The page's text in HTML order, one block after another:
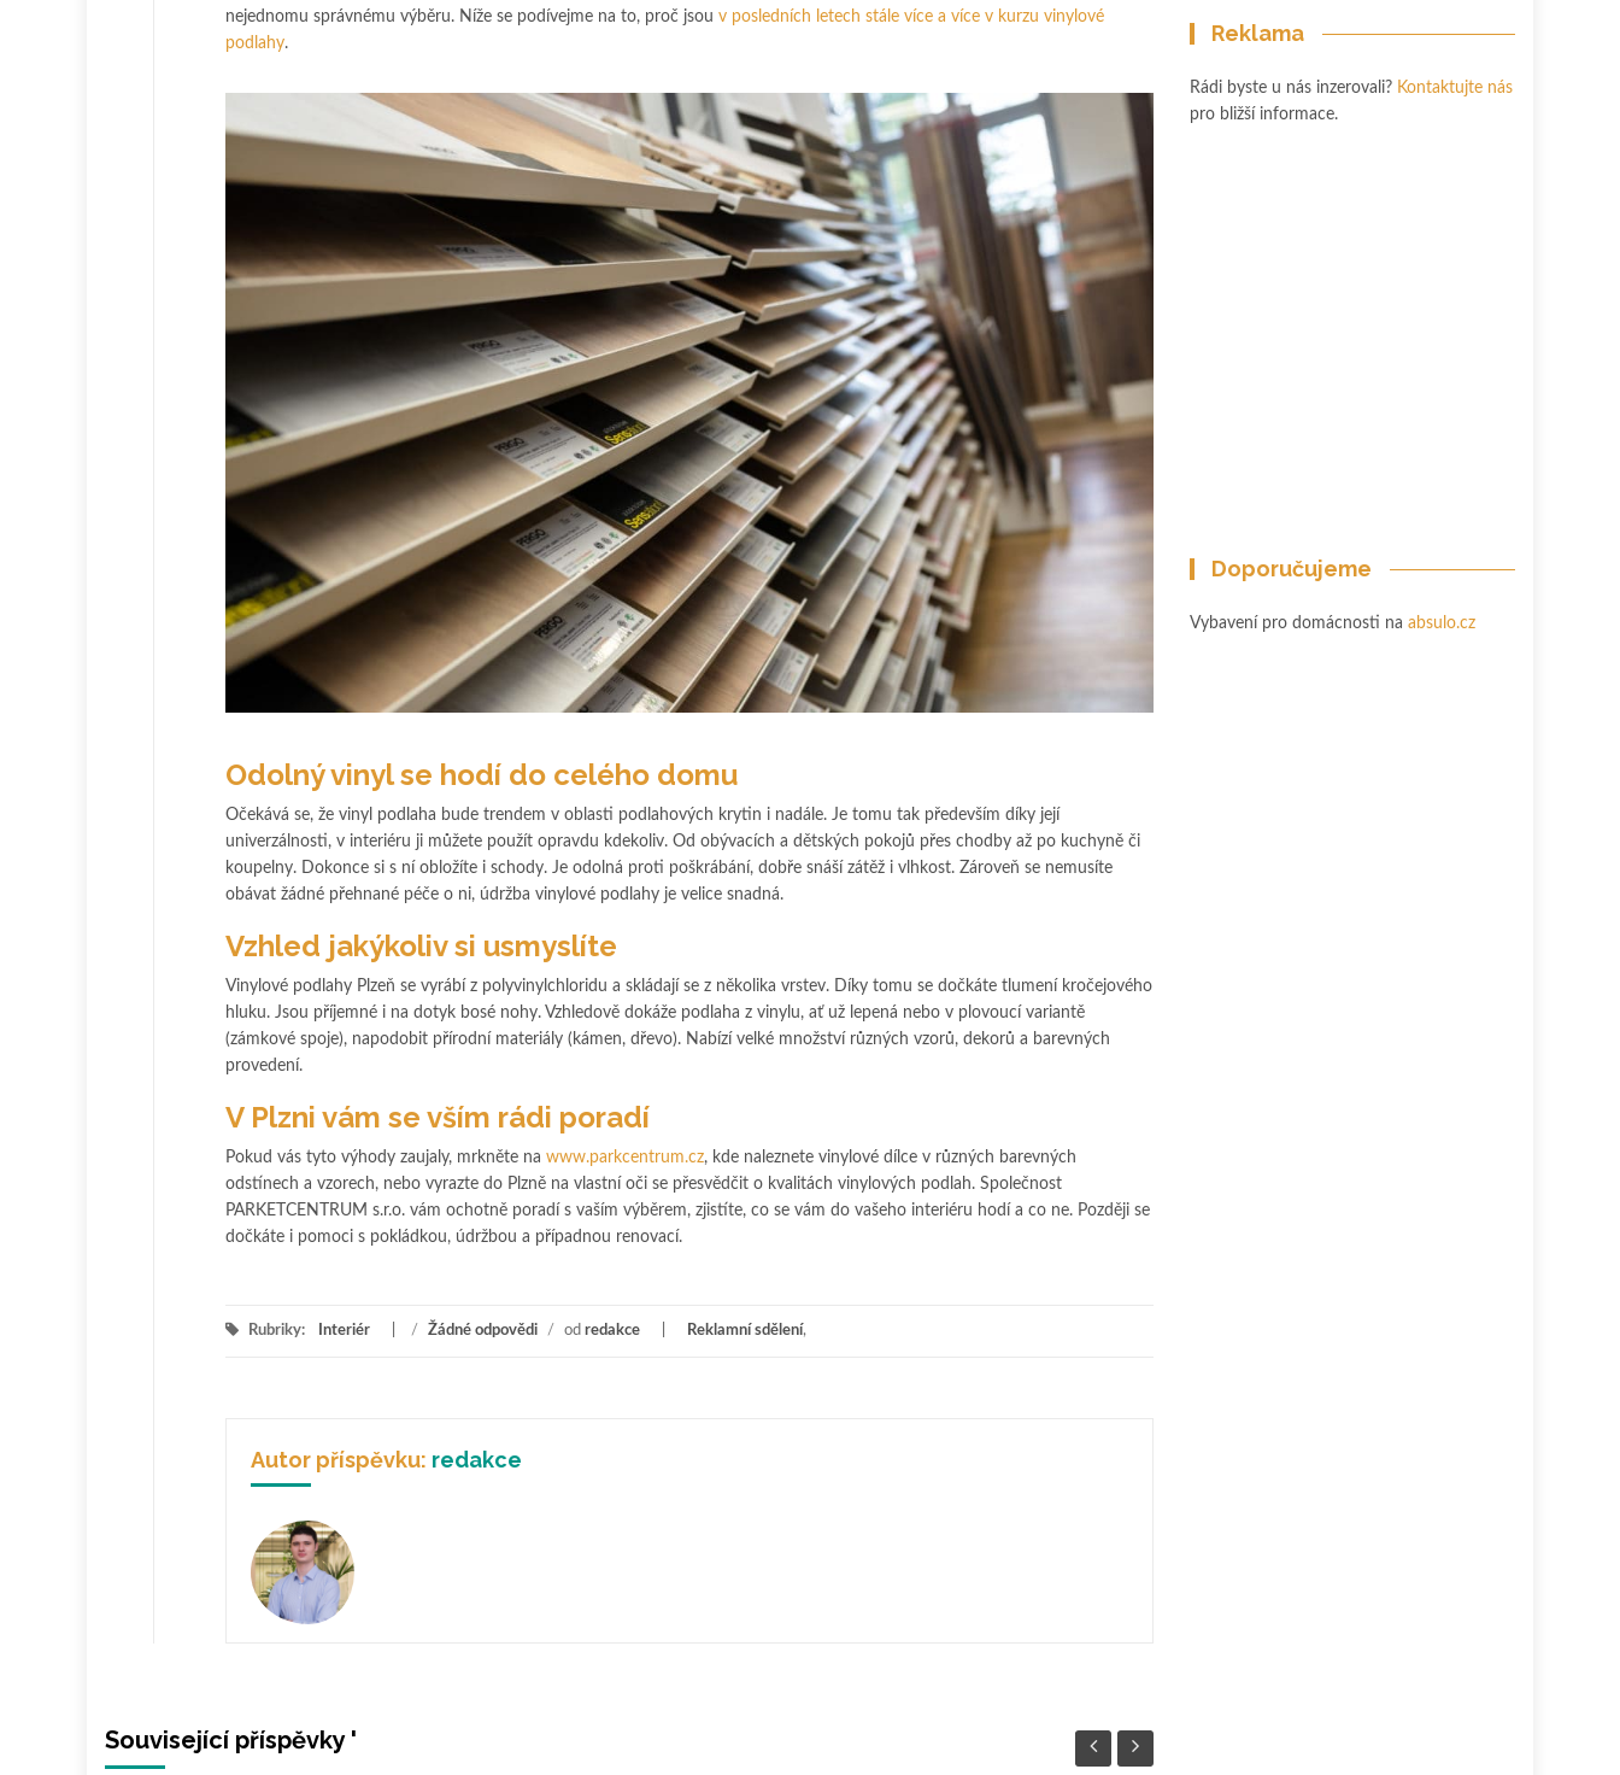
nejednomu správnému výběru. Níže se podívejme na to, proč jsou v posledních letech stále více a více v kurzu vinylové
podlahy.
Odolný vinyl se hodí do celého domu
Očekává se, že vinyl podlaha bude trendem v oblasti podlahových krytin i nadále. Je tomu tak především díky její
univerzálnosti, v interiéru ji můžete použít opravdu kdekoliv. Od obývacích a dětských pokojů přes chodby až po kuchyně či
koupelny. Dokonce si s ní obložíte i schody. Je odolná proti poškrábání, dobře snáší zátěž i vlhkost. Zároveň se nemusíte
obávat žádné přehnané péče o ni, údržba vinylové podlahy je velice snadná.
Vzhled jakýkoliv si usmyslíte
Vinylové podlahy Plzeň se vyrábí z polyvinylchloridu a skládají se z několika vrstev. Díky tomu se dočkáte tlumení kročejového
hluku. Jsou příjemné i na dotyk bosé nohy. Vzhledově dokáže podlaha z vinylu, ať už lepená nebo v plovoucí variantě
(zámkové spoje), napodobit přírodní materiály (kámen, dřevo). Nabízí velké množství různých vzorů, dekorů a barevných
provedení.
V Plzni vám se vším rádi poradí
Pokud vás tyto výhody zaujaly, mrkněte na www.parkcentrum.cz, kde naleznete vinylové dílce v různých barevných
odstínech a vzorech, nebo vyrazte do Plzně na vlastní oči se přesvědčit o kvalitách vinylových podlah. Společnost
PARKETCENTRUM s.r.o. vám ochotně poradí s vaším výběrem, zjistíte, co se vám do vašeho interiéru hodí a co ne. Později se
dočkáte i pomoci s pokládkou, údržbou a případnou renovací.
Rubriky: Interiér / Žádné odpovědi / od redakce Reklamní sdělení,
Autor příspěvku: redakce
Související příspěvky '
Reklama
Rádi byste u nás inzerovali? Kontaktujte nás
pro bližší informace.
Doporučujeme
Vybavení pro domácnosti na absulo.cz